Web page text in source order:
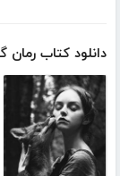
دانلود کتاب رمان